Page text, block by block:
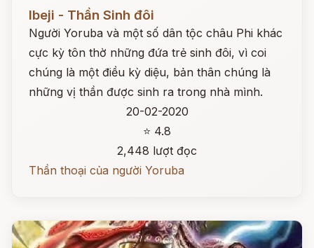
Ibeji - Thần Sinh đôi
Người Yoruba và một số dân tộc châu Phi khác
cực kỳ tôn thờ những đứa trẻ sinh đôi, vì coi
chúng là một điều kỳ diệu, bản thân chúng là
những vị thần được sinh ra trong nhà mình.
20-02-2020
⭐ 4.8
2,448 lượt đọc
Thần thoại của người Yoruba